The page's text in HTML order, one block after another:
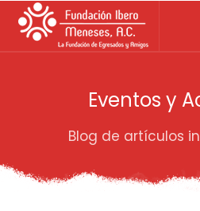
Eventos y
Blog de artículos